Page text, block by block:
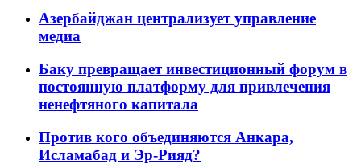
Азербайджан централизует управление
медиа
Баку превращает инвестиционный форум в
постоянную платформу для привлечения
ненефтяного капитала
Против кого объединяются Анкара,
Исламабад и Эр-Рияд?